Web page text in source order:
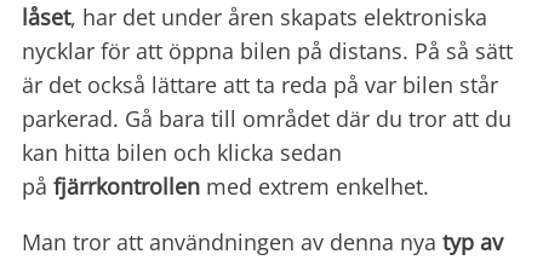
låset, har det under åren skapats elektroniska
nycklar för att öppna bilen på distans. På så sätt
är det också lättare att ta reda på var bilen står
parkerad. Gå bara till området där du tror att du
kan hitta bilen och klicka sedan
på fjärrkontrollen med extrem enkelhet.
Man tror att användningen av denna nya typ av